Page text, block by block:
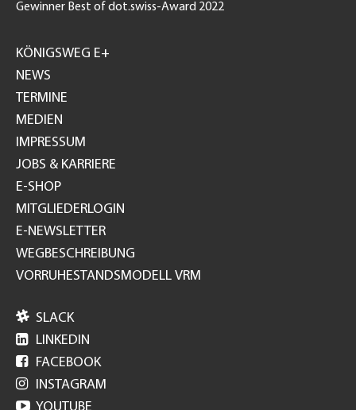
Gewinner Best of dot.swiss-Award 2022
GH
KÖNIGSWEG E+
NEWS
TERMINE
MEDIEN
IMPRESSUM
JOBS & KARRIERE
E-SHOP
MITGLIEDERLOGIN
E-NEWSLETTER
WEGBESCHREIBUNG
VORRUHESTANDSMODELL VRM
 SLACK
 LINKEDIN
 FACEBOOK
 INSTAGRAM
